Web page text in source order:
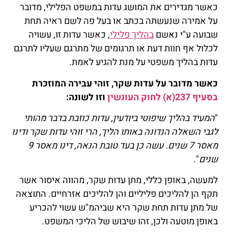
כאשר מגדירים את המושג עדות במשפט הפלילי, מדובר
על אמירה שנעשתה בכתב או בעל פה לשם ראיה תחת
שבועה ע"י נאשםבהליך פלילי, כאשר עדות זו, עשויה
לכלול אף חוות דעת או תרגומים של מתרגם שעליו לתרגם
עדות בהליך משפטי על מנת להגיע לאמת.
כאשר מדובר על עדות שקר, זוהי עבירה המוזכרת
בסעיף 237(א) לחוק העונשין
וזו לשונה:
"המעיד בהליך שיפוטי ביודעין, עדות כוזבת בדבר מהותי
לגבי השאלה הנדונה באותו הליך, הרי זוהי עדות שקר ודינו
מאסר 7 שנים. עשה כן בעד טובת הנאה, דינו מאסר 9
שנים".
למעשה, באופן כללי, מתן עדות שקר, מהווה איסור אשר
תקף הן להליכים פליליים והן להליכים אזרחיים. התוצאה
של מתן עדות תחת שקר היא שביהמ"ש עשוי להכריע
באופן מוטעה ולכן, זהו שיבוש של הליכי המשפט.